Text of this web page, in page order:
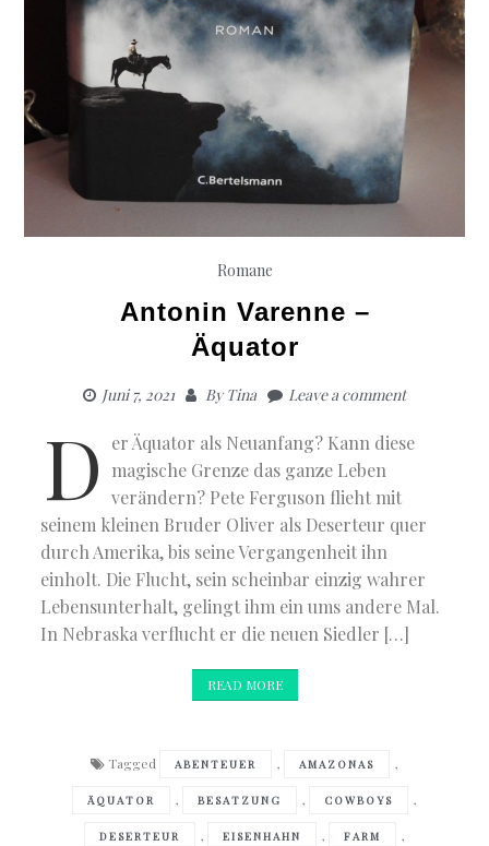
Romane
Antonin Varenne –
Äquator
Juni 7, 2021 ByTina Leave a comment
D
er Äquator als Neuanfang? Kann diese
magische Grenze das ganze Leben
verändern? Pete Ferguson flieht mit
seinem kleinen Bruder Oliver als Deserteur quer
durch Amerika, bis seine Vergangenheit ihn
einholt. Die Flucht, sein scheinbar einzig wahrer
Lebensunterhalt, gelingt ihm ein ums andere Mal.
In Nebraska verflucht er die neuen Siedler […]
READ MORE
Tagged ABENTEUER , AMAZONAS ,
ÄQUATOR , BESATZUNG , COWBOYS ,
DESERTEUR , EISENHAHN , FARM ,